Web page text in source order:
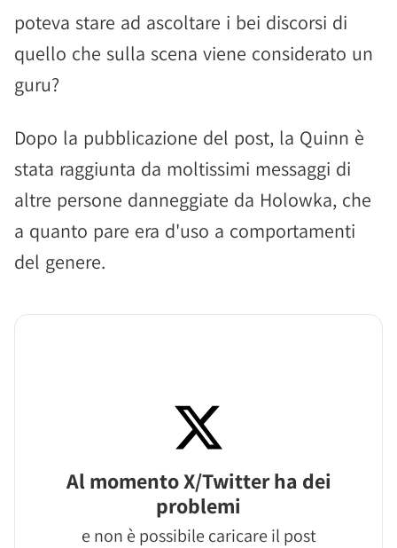
poteva stare ad ascoltare i bei discorsi di
quello che sulla scena viene considerato un
guru?
Dopo la pubblicazione del post, la Quinn è
stata raggiunta da moltissimi messaggi di
altre persone danneggiate da Holowka, che
a quanto pare era d'uso a comportamenti
del genere.
Al momento X/Twitter ha dei
problemi
e non è possibile caricare il post